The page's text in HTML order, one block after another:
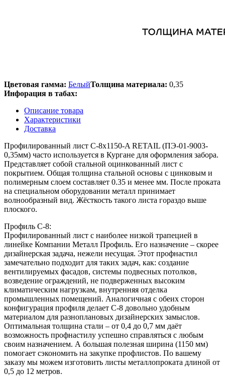
Цветовая гамма: БелыйТолщина материала: 0,35
Инфорация в табах:
Описание товара
Характеристики
Доставка
Профилированный лист С-8x1150-A RETAIL (ПЭ-01-9003-
0,35мм) часто используется в Кургане для оформления забора.
Представляет собой стальной оцинкованный лист с
покрытием. Общая толщина стальной основы с цинковым и
полимерным слоем составляет 0.35 и менее мм. После проката
на специальном оборудовании металл принимает
волнообразный вид. Жёсткость такого листа гораздо выше
плоского.
Профиль С-8:
Профилированный лист с наиболее низкой трапецией в
линейке Компании Металл Профиль. Его назначение – скорее
дизайнерская задача, нежели несущая. Этот профнастил
замечательно подходит для таких задач, как: создание
вентилируемых фасадов, системы подвесных потолков,
возведение ограждений, не подверженных высоким
климатическим нагрузкам, внутренняя отделка
промышленных помещений. Аналогичная с обеих сторон
конфигурация профиля делает С-8 довольно удобным
материалом для разноплановых дизайнерских замыслов.
Оптимальная толщина стали – от 0,4 до 0,7 мм даёт
возможность профнастилу успешно справляться с любым
своим назначением. А большая полезная ширина (1150 мм)
помогает сэкономить на закупке профлистов. По вашему
заказу мы можем изготовить листы металлопроката длиной от
0,5 до 12 метров.